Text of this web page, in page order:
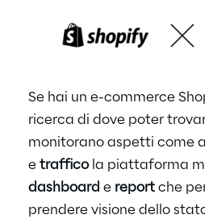
Se hai un e-commerce
ricerca di dove poter
monitorano aspetti come
e trafficola piattaforma
dashboard e reportche
prendere visione dello